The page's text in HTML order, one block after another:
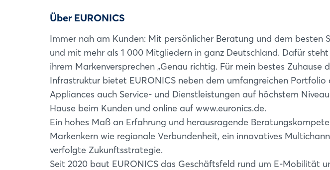
Über EURONICS
Immer nah am Kunden: Mit persönlicher Beratung und dem besten
und mit mehr als 1 000 Mitgliedern in ganz Deutschland. Dafür
ihrem Markenversprechen „Genau richtig. Für mein bestes Zuhause
Infrastruktur bietet EURONICS neben dem umfangreichen
Appliances auch Service- und Dienstleistungen auf höchstem
Hause beim Kunden und online auf www.euronics.de.
Ein hohes Maß an Erfahrung und herausragende
Markenkern wie regionale Verbundenheit, ein innovatives
verfolgte Zukunftsstrategie.
Seit 2020 baut EURONICS das Geschäftsfeld rund um E-Mobilität
Noch